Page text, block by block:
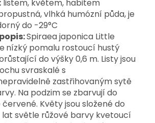
listem, květem, habitem
vlhká humózní půda, je
do -29°C
Spiraea japonica Little
nízký pomalu rostoucí hustý
do výšky 0,6 m. Listy jsou
svraskalé s
zastřihovaným sytě
Na podzim se zbarvují do
Květy jsou složené do
světle růžové barvy kvetoucí